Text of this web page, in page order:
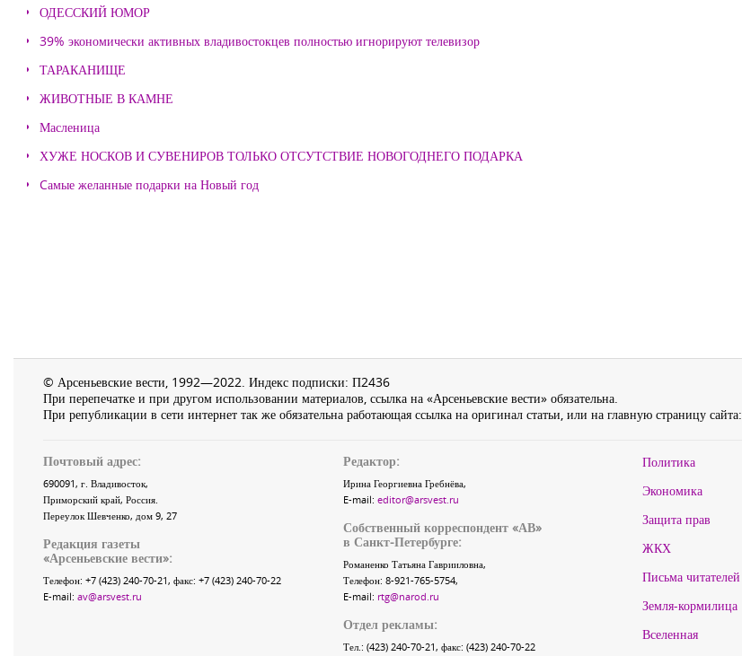
ОДЕССКИЙ ЮМОР
39% экономически активных владивостокцев полностью игнорируют телевизор
ТАРАКАНИЩЕ
ЖИВОТНЫЕ В КАМНЕ
Масленица
ХУЖЕ НОСКОВ И СУВЕНИРОВ ТОЛЬКО ОТСУТСТВИЕ НОВОГОДНЕГО ПОДАРКА
Cамые желанные подарки на Новый год
© Арсеньевские вести, 1992—2022. Индекс подписки: П2436
При перепечатке и при другом использовании материалов, ссылка на «Арсеньевские вести» обязательна.
При републикации в сети интернет так же обязательна работающая ссылка на оригинал статьи, или на главную страницу сайта:
Почтовый адрес:
690091, г. Владивосток,
Приморский край, Россия.
Переулок Шевченко, дом 9, 27
Редакция газеты
«Арсеньевские вести»:
Телефон: +7 (423) 240-70-21, факс: +7 (423) 240-70-22
E-mail: av@arsvest.ru
Редактор:
Ирина Георгиевна Гребнёва,
E-mail: editor@arsvest.ru
Собственный корреспондент «АВ»
в Санкт-Петербурге:
Романенко Татьяна Гаврииловна,
Телефон: 8-921-765-5754,
E-mail: rtg@narod.ru
Отдел рекламы:
Тел.: (423) 240-70-21, факс: (423) 240-70-22
Политика
Экономика
Защита прав
ЖКХ
Письма читателей
Земля-кормилица
Вселенная